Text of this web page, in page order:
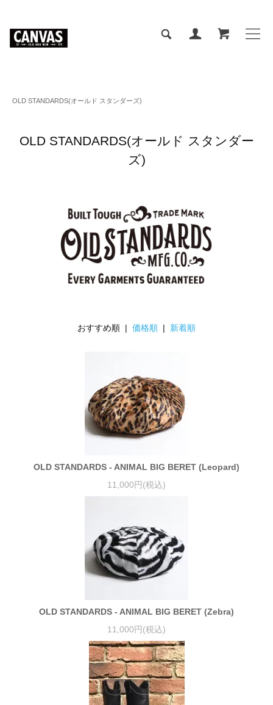
OLD STANDARDS(オールド スタンダーズ)
OLD STANDARDS(オールド スタンダー
ズ)
おすすめ順 | 価格順 | 新着順
OLD STANDARDS - ANIMAL BIG BERET (Leopard)
11,000円(税込)
OLD STANDARDS - ANIMAL BIG BERET (Zebra)
11,000円(税込)